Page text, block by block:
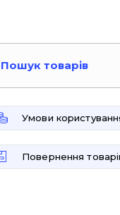
Умови
Повернення